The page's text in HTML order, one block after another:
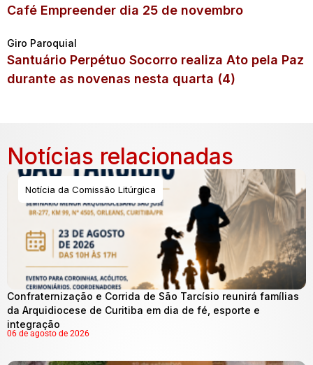
Café Empreender dia 25 de novembro
Giro Paroquial
Santuário Perpétuo Socorro realiza Ato pela Paz
durante as novenas nesta quarta (4)
Notícias relacionadas
Notícia da Comissão Litúrgica
Confraternização e Corrida de São Tarcísio reunirá famílias
da Arquidiocese de Curitiba em dia de fé, esporte e
integração
06 de agosto de 2026